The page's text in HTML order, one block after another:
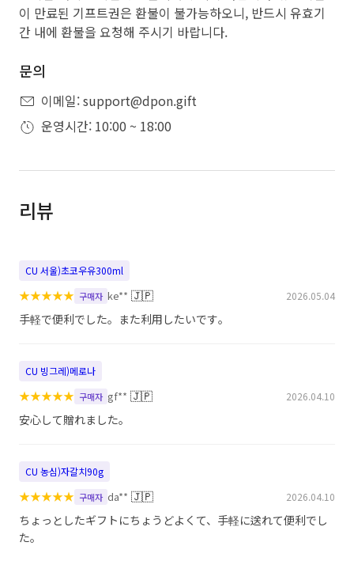
이 만료된 기프트권은 환불이 불가능하오니, 반드시 유효기
간 내에 환불을 요청해 주시기 바랍니다.
문의
이메일: support@dpon.gift
운영시간: 10:00 ~ 18:00
리뷰
CU 서울)초코우유300ml
★★★★★ 구매자 ke** 🇯🇵 2026.05.04
手軽で便利でした。また利用したいです。
CU 빙그레)메로나
★★★★★ 구매자 gf** 🇯🇵 2026.04.10
安心して贈れました。
CU 농심)자갈치90g
★★★★★ 구매자 da** 🇯🇵 2026.04.10
ちょっとしたギフトにちょうどよくて、手軽に送れて便利でし
た。